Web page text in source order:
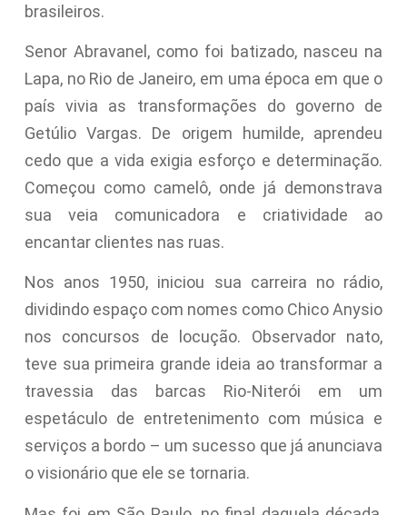
brasileiros.
Senor Abravanel, como foi batizado, nasceu na
Lapa, no Rio de Janeiro, em uma época em que o
país vivia as transformações do governo de
Getúlio Vargas. De origem humilde, aprendeu
cedo que a vida exigia esforço e determinação.
Começou como camelô, onde já demonstrava
sua veia comunicadora e criatividade ao
encantar clientes nas ruas.
Nos anos 1950, iniciou sua carreira no rádio,
dividindo espaço com nomes como Chico Anysio
nos concursos de locução. Observador nato,
teve sua primeira grande ideia ao transformar a
travessia das barcas Rio-Niterói em um
espetáculo de entretenimento com música e
serviços a bordo – um sucesso que já anunciava
o visionário que ele se tornaria.